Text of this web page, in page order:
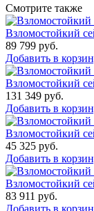
Смотрите также
Взломостойкий
89 799 руб.
Добавить в
Взломостойкий
131 349 руб.
Добавить в
Взломостойкий
45 325 руб.
Добавить в
Взломостойкий
83 911 руб.
Добавить в